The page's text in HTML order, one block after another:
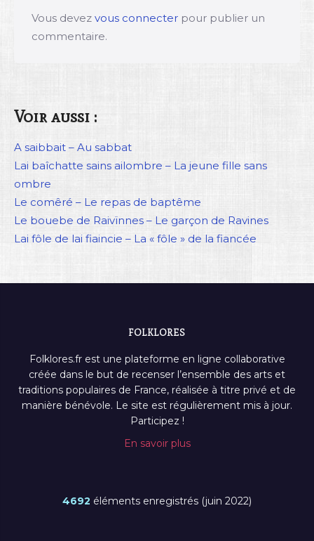
Vous devez vous connecter pour publier un
commentaire.
Voir aussi :
A saibbait – Au sabbat
Lai baîchatte sains ailombre – La jeune fille sans
ombre
Le comêré – Le repas de baptême
Le bouebe de Raivïnnes – Le garçon de Ravines
Lai fôle de lai fiaincie – La « fôle » de la fiancée
FOLKLORES
Folklores.fr est une plateforme en ligne collaborative
créée dans le but de recenser l’ensemble des arts et
traditions populaires de France, réalisée à titre privé et de
manière bénévole. Le site est régulièrement mis à jour.
Participez !
En savoir plus
4692 éléments enregistrés (juin 2022)